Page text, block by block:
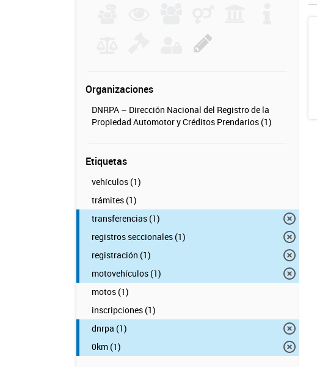
Organizaciones
DNRPA – Dirección Nacional del Registro de la
Propiedad Automotor y Créditos Prendarios (1)
Etiquetas
vehículos (1)
trámites (1)
transferencias (1)
registros seccionales (1)
registración (1)
motovehículos (1)
motos (1)
inscripciones (1)
dnrpa (1)
0km (1)